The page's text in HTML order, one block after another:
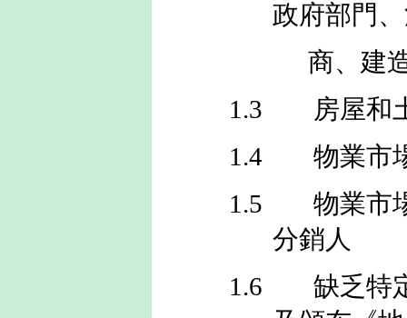
政府部門
商、建造
1.3
房屋和
1.4物業市
1.5物業市
分銷人
1.6缺乏特